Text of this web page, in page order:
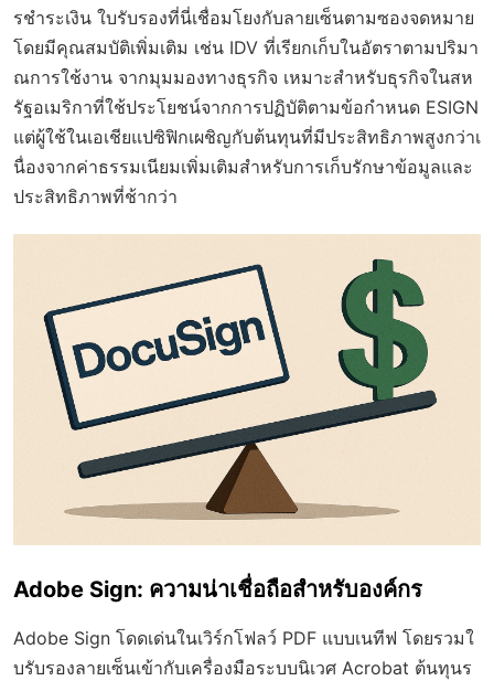
รชำระเงิน ใบรับรองที่นี่เชื่อมโยงกับลายเซ็นตามซองจดหมาย
โดยมีคุณสมบัติเพิ่มเติม เช่น IDV ที่เรียกเก็บในอัตราตามปริมา
ณการใช้งาน จากมุมมองทางธุรกิจ เหมาะสำหรับธุรกิจในสห
รัฐอเมริกาที่ใช้ประโยชน์จากการปฏิบัติตามข้อกำหนด ESIGN
แต่ผู้ใช้ในเอเชียแปซิฟิกเผชิญกับต้นทุนที่มีประสิทธิภาพสูงกว่าเ
นื่องจากค่าธรรมเนียมเพิ่มเติมสำหรับการเก็บรักษาข้อมูลและ
ประสิทธิภาพที่ช้ากว่า
Adobe Sign: ความน่าเชื่อถือสำหรับองค์กร
Adobe Sign โดดเด่นในเวิร์กโฟลว์ PDF แบบเนทีฟ โดยรวมใ
บรับรองลายเซ็นเข้ากับเครื่องมือระบบนิเวศ Acrobat ต้นทุนร